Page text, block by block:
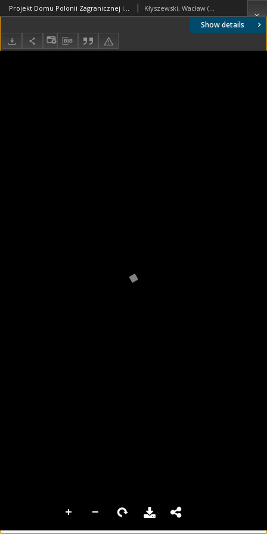
Show details
Projekt Domu Polonii Zagranicznej im. Marszałka Józefa Piłsudskiego w Warszawie - Konkurs SARP nr 90 : praca nr 8, I nagroda. Zdj. 2, Przekrój Kłyszewski, Wacław (1910-2000). Autor